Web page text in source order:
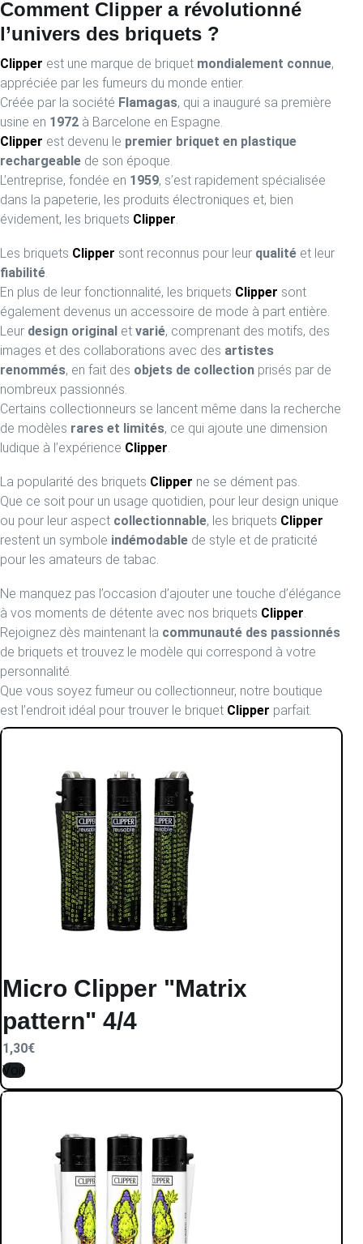
Comment Clipper a révolutionné
l’univers des briquets ?
Clipper est une marque de briquet mondialement connue,
appréciée par les fumeurs du monde entier.
Créée par la société Flamagas, qui a inauguré sa première
usine en 1972 à Barcelone en Espagne.
Clipper est devenu le premier briquet en plastique
rechargeable de son époque.
L’entreprise, fondée en 1959, s’est rapidement spécialisée
dans la papeterie, les produits électroniques et, bien
évidement, les briquets Clipper
Les briquets Clipper sont reconnus pour leur qualité et leur
fiabilité
En plus de leur fonctionnalité, les briquets Clipper sont
également devenus un accessoire de mode à part entière.
Leur design original et varié, comprenant des motifs, des
images et des collaborations avec des artistes
renommés, en fait des objets de collection prisés par de
nombreux passionnés.
Certains collectionneurs se lancent même dans la recherche
de modèles rares et limités, ce qui ajoute une dimension
ludique à l’expérience Clipper
La popularité des briquets Clipper ne se dément pas.
Que ce soit pour un usage quotidien, pour leur design unique
ou pour leur aspect collectionnable, les briquets Clipper
restent un symbole indémodable de style et de praticité
pour les amateurs de tabac.
Ne manquez pas l’occasion d’ajouter une touche d’élégance
à vos moments de détente avec nos briquets Clipper
Rejoignez dès maintenant la communauté des passionnés
de briquets et trouvez le modèle qui correspond à votre
personnalité.
Que vous soyez fumeur ou collectionneur, notre boutique
est l’endroit idéal pour trouver le briquet Clipper parfait.
Micro Clipper "Matrix
pattern" 4/4
1,30€
Voir